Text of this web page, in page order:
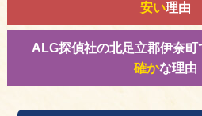
安い理由
ALG探偵社の北足立郡伊奈
確かな理由